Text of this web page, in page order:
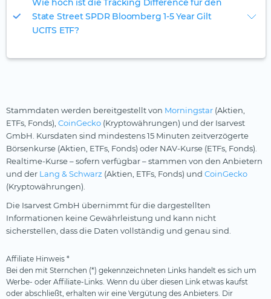
Wie hoch ist die Tracking Difference für den
State Street SPDR Bloomberg 1-5 Year Gilt
UCITS ETF?
Stammdaten werden bereitgestellt von Morningstar (Aktien,
ETFs, Fonds), CoinGecko (Kryptowährungen) und der Isarvest
GmbH. Kursdaten sind mindestens 15 Minuten zeitverzögerte
Börsenkurse (Aktien, ETFs, Fonds) oder NAV-Kurse (ETFs, Fonds).
Realtime-Kurse – sofern verfügbar – stammen von den Anbietern
und der Lang & Schwarz (Aktien, ETFs, Fonds) und CoinGecko
(Kryptowährungen).
Die Isarvest GmbH übernimmt für die dargestellten
Informationen keine Gewährleistung und kann nicht
sicherstellen, dass die Daten vollständig und genau sind.
Affiliate Hinweis *
Bei den mit Sternchen (*) gekennzeichneten Links handelt es sich um
Werbe- oder Affiliate-Links. Wenn du über diesen Link etwas kaufst
oder abschließt, erhalten wir eine Vergütung des Anbieters. Dir